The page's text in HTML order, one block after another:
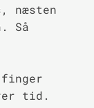
næsten
Så
finger
tid.